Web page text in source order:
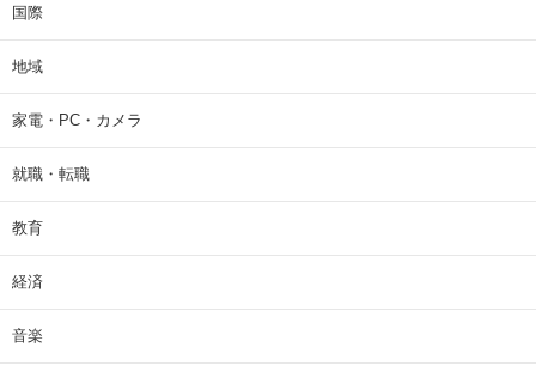
国際
地域
家電・PC・カメラ
就職・転職
教育
経済
音楽